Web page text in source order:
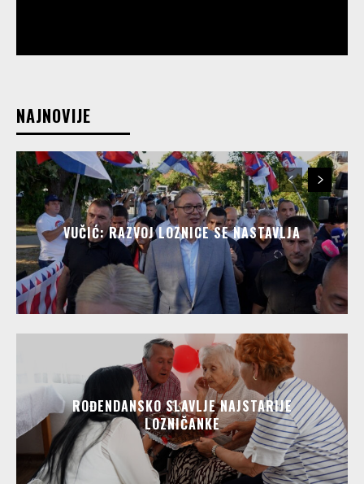
NAJNOVIJE
VUČIĆ: RAZVOJ LOZNICE SE NASTAVLJA
ROĐENDANSKO SLAVLJE NAJSTARIJE
LOZNIČANKE